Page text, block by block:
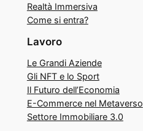
Realtà Immersiva
Come si entra?
Lavoro
Le Grandi Aziende
Gli NFT e lo Sport
Il Futuro dell’Economia
E-Commerce nel Metaverso
Settore Immobiliare 3.0